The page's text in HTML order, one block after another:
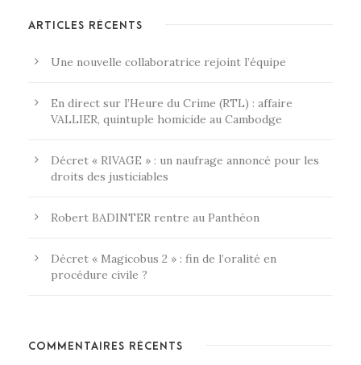
ARTICLES RÉCENTS
Une nouvelle collaboratrice rejoint l’équipe
En direct sur l’Heure du Crime (RTL) : affaire
VALLIER, quintuple homicide au Cambodge
Décret « RIVAGE » : un naufrage annoncé pour les
droits des justiciables
Robert BADINTER rentre au Panthéon
Décret « Magicobus 2 » : fin de l’oralité en
procédure civile ?
COMMENTAIRES RÉCENTS